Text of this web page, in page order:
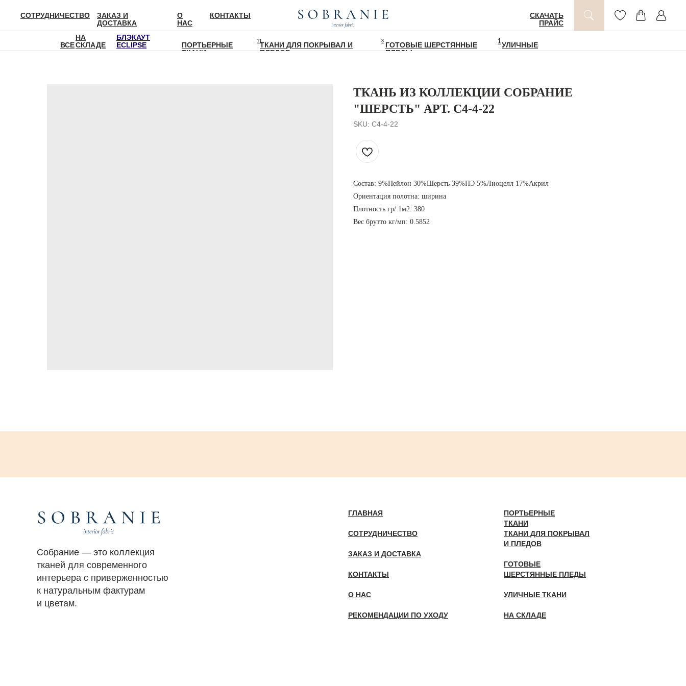
СОТРУДНИЧЕСТВО
ЗАКАЗ И
ДОСТАВКА
О
НАС
КОНТАКТЫ
СКАЧАТЬ
ПРАЙС
ВСЕ
НА
СКЛАДЕ
БЛЭКАУТ
ECLIPSE
ПОРТЬЕРНЫЕ
ТКАНИ
11ТКАНИ ДЛЯ ПОКРЫВАЛ И
ПЛЕДОВ
3 ГОТОВЫЕ ШЕРСТЯННЫЕ
ПЛЕДЫ
1УЛИЧНЫЕ
ТКАНЬ ИЗ КОЛЛЕКЦИИ СОБРАНИЕ
"ШЕРСТЬ" АРТ. C4-4-22
SKU: C4-4-22
Состав: 9%Нейлон 30%Шерсть 39%ПЭ 5%Лиоцелл 17%Акрил
Ориентация полотна: ширина
Плотность гр/ 1м2: 380
Вес брутто кг/мп: 0.5852
Собрание — это коллекция
тканей для современного
интерьера с приверженностью
к натуральным фактурам
и цветам.
ГЛАВНАЯ
СОТРУДНИЧЕСТВО
ЗАКАЗ И ДОСТАВКА
КОНТАКТЫ
О НАС
ПОРТЬЕРНЫЕ
ТКАНИ
ТКАНИ ДЛЯ ПОКРЫВАЛ
И ПЛЕДОВ
ГОТОВЫЕ
ШЕРСТЯННЫЕ ПЛЕДЫ
УЛИЧНЫЕ ТКАНИ
НА СКЛАДЕ
РЕКОМЕНДАЦИИ ПО УХОДУ